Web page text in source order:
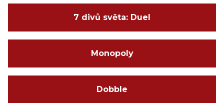
7 divů světa: Duel
Monopoly
Dobble